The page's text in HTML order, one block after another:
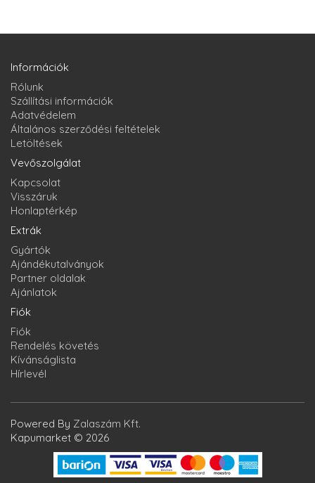
Információk
Rólunk
Szállítási információk
Adatvédelem
Általános szerződési feltételek
Letöltések
Vevőszolgálat
Kapcsolat
Visszáruk
Honlaptérkép
Extrák
Gyártók
Ajándékutalványok
Partner oldalak
Ajánlatok
Fiók
Fiók
Rendelés követés
Kívánságlista
Hírlevél
Powered By Zalaszám Kft.
Kapumarket © 2026